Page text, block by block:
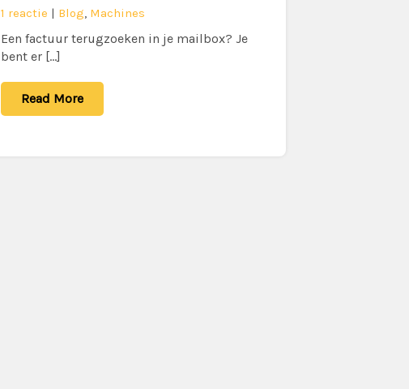
1 reactie | Blog, Machines
Een factuur terugzoeken in je mailbox? Je
bent er […]
Read More